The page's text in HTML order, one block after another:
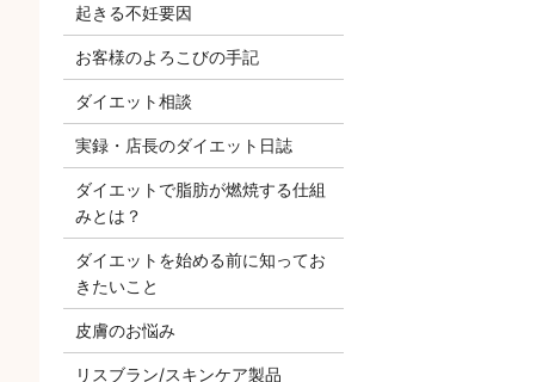
起きる不妊要因
お客様のよろこびの手記
ダイエット相談
実録・店長のダイエット日誌
ダイエットで脂肪が燃焼する仕組
みとは？
ダイエットを始める前に知ってお
きたいこと
皮膚のお悩み
リスブラン/スキンケア製品